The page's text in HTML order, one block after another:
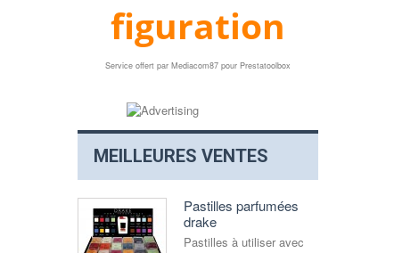
figuration
Service offert par Mediacom87 pour Prestatoolbox
MEILLEURES VENTES
Pastilles parfumées
drake
Pastilles à utiliser avec